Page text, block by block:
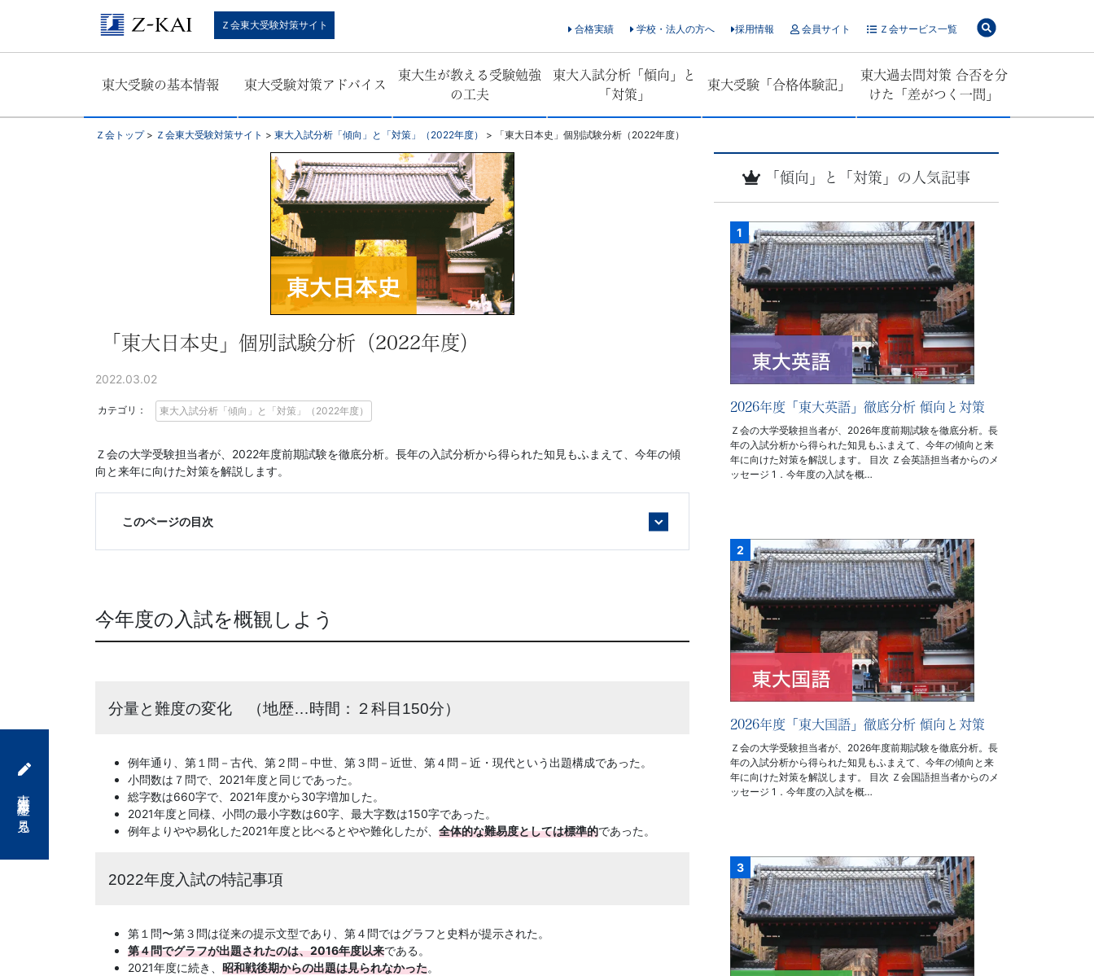
大
の
「合
格
直
Ｚ会東大受験対策サイト 合格実績 学校・法人の方へ 採用情報 会員サイト Ｚ会サービス一覧
東大受験の基本情報 東大受験対策アドバイス
東大生が教える受験勉強
の工夫
東大入試分析「傾向」と
「対策」
東大受験「合格体験記」
東大過去問対策 合否を分
けた「差がつく一問」
Ｚ会トップ> Ｚ会東大受験対策サイト > 東大入試分析「傾向」と「対策」（2022年度） > 「東大日本史」個別試験分析（2022年度）
「東大日本史」個別試験分析（2022年度）
2022.03.02
カテゴリ： 東大入試分析「傾向」と「対策」（2022年度）
Ｚ会の大学受験担当者が、2022年度前期試験を徹底分析。長年の入試分析から得られた知見もふまえて、今年の傾
向と来年に向けた対策を解説します。
このページの目次
今年度の入試を概観しよう
分量と難度の変化 （地歴…時間：２科目150分）
例年通り、第１問－古代、第２問－中世、第３問－近世、第４問－近・現代という出題構成であった。
小問数は７問で、2021年度と同じであった。
総字数は660字で、2021年度から30字増加した。
2021年度と同様、小問の最小字数は60字、最大字数は150字であった。
例年よりやや易化した2021年度と比べるとやや難化したが、 全体的な難易度としては標準的であった。
2022年度入試の特記事項
第１問〜第３問は従来の提示文型であり、第４問ではグラフと史料が提示された。
第４問でグラフが出題されたのは、2016年度以来である。
2021年度に続き、 昭和戦後期からの出題は見られなかった。
「傾向」と「対策」の人気記事
2026年度「東大英語」徹底分析 傾向と対策
Ｚ会の大学受験担当者が、2026年度前期試験を徹底分析。長
年の入試分析から得られた知見もふまえて、今年の傾向と来
年に向けた対策を解説します。 目次 Ｚ会英語担当者からのメ
ッセージ 1．今年度の入試を概…
2026年度「東大国語」徹底分析 傾向と対策
Ｚ会の大学受験担当者が、2026年度前期試験を徹底分析。長
年の入試分析から得られた知見もふまえて、今年の傾向と来
年に向けた対策を解説します。 目次 Ｚ会国語担当者からのメ
ッセージ 1．今年度の入試を概…
東大対策講座を見る